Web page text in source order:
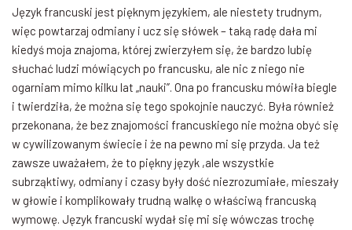
Język francuski jest pięknym językiem, ale niestety trudnym,
więc powtarzaj odmiany i ucz się słówek – taką radę dała mi
kiedyś moja znajoma, której zwierzyłem się, że bardzo lubię
słuchać ludzi mówiących po francusku, ale nic z niego nie
ogarniam mimo kilku lat „nauki”. Ona po francusku mówiła biegle
i twierdziła, że można się tego spokojnie nauczyć. Była również
przekonana, że bez znajomości francuskiego nie można obyć się
w cywilizowanym świecie i że na pewno mi się przyda. Ja też
zawsze uważałem, że to piękny język ,ale wszystkie
subrząktiwy, odmiany i czasy były dość niezrozumiałe, mieszały
w głowie i komplikowały trudną walkę o właściwą francuską
wymowę. Język francuski wydał się mi się wówczas trochę